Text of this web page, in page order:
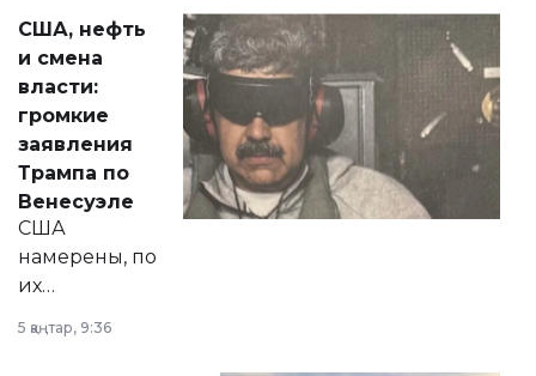
актуальных тем —
от слухов о
политических
реформах до
вопросов армии,
экономики и
личного здоровья.
США, нефть
и смена
власти:
громкие
заявления
Трампа по
Венесуэле
США
намерены, по
их
принести
5 қаңтар, 9:36